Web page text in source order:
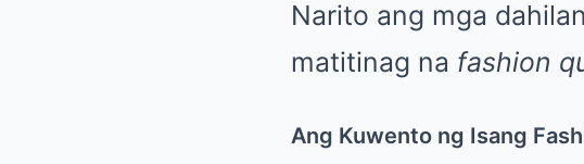
Narito ang mga
matitinag na fashion
Ang Kuwento ng Isang